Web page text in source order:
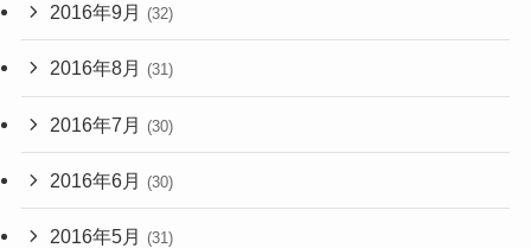
2016年9月 (32)
2016年8月 (31)
2016年7月 (30)
2016年6月 (30)
2016年5月 (31)